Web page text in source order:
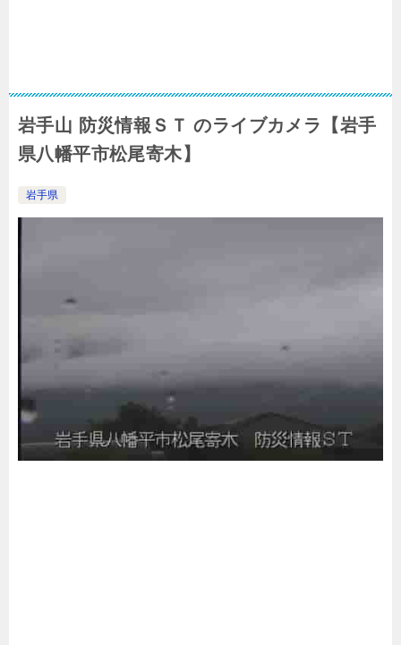
岩手山 防災情報ＳＴ のライブカメラ【岩手
県八幡平市松尾寄木】
岩手県